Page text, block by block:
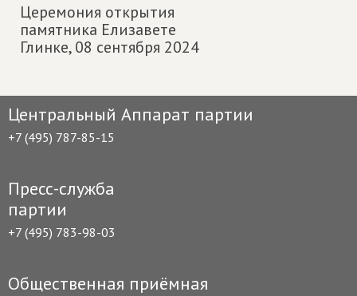
Церемония открытия
памятника Елизавете
Глинке,08 сентября 2024
Центральный Аппарат партии
+7 (495) 787-85-15
Пресс-служба
партии
+7 (495) 783-98-03
Общественная приёмная